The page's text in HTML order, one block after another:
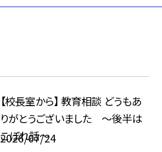
【校長室から】 教育相談 どうもあ
りがとうございました ～後半は
こぼれ話～
2026/07/24